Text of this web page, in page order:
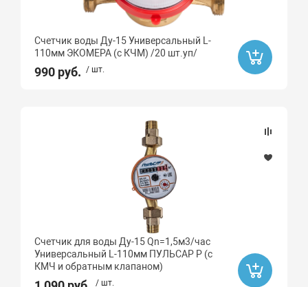
Да
Счетчик воды Ду-15 Универсальный L-
110мм ЭКОМЕРА (с КЧМ) /20 шт.уп/
990 руб. / шт.
Счетчик для воды Ду-15 Qn=1,5м3/час
Универсальный L-110мм ПУЛЬСАР Р (с
КМЧ и обратным клапаном)
/ шт.